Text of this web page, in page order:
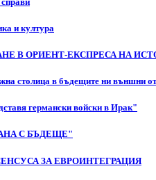
и култура
В ОРИЕНТ-ЕКСПРЕСА НА
столица в бъдещите ни външни
германски войски в Ирак"
С БЪДЕЩЕ"
ЗА ЕВРОИНТЕГРАЦИЯ